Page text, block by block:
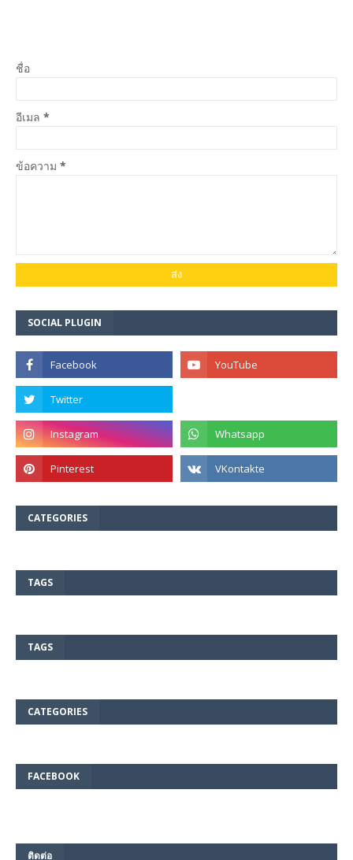
ชื่อ
อีเมล *
ข้อความ *
SOCIAL PLUGIN
CATEGORIES
TAGS
TAGS
CATEGORIES
FACEBOOK
ติดต่อ